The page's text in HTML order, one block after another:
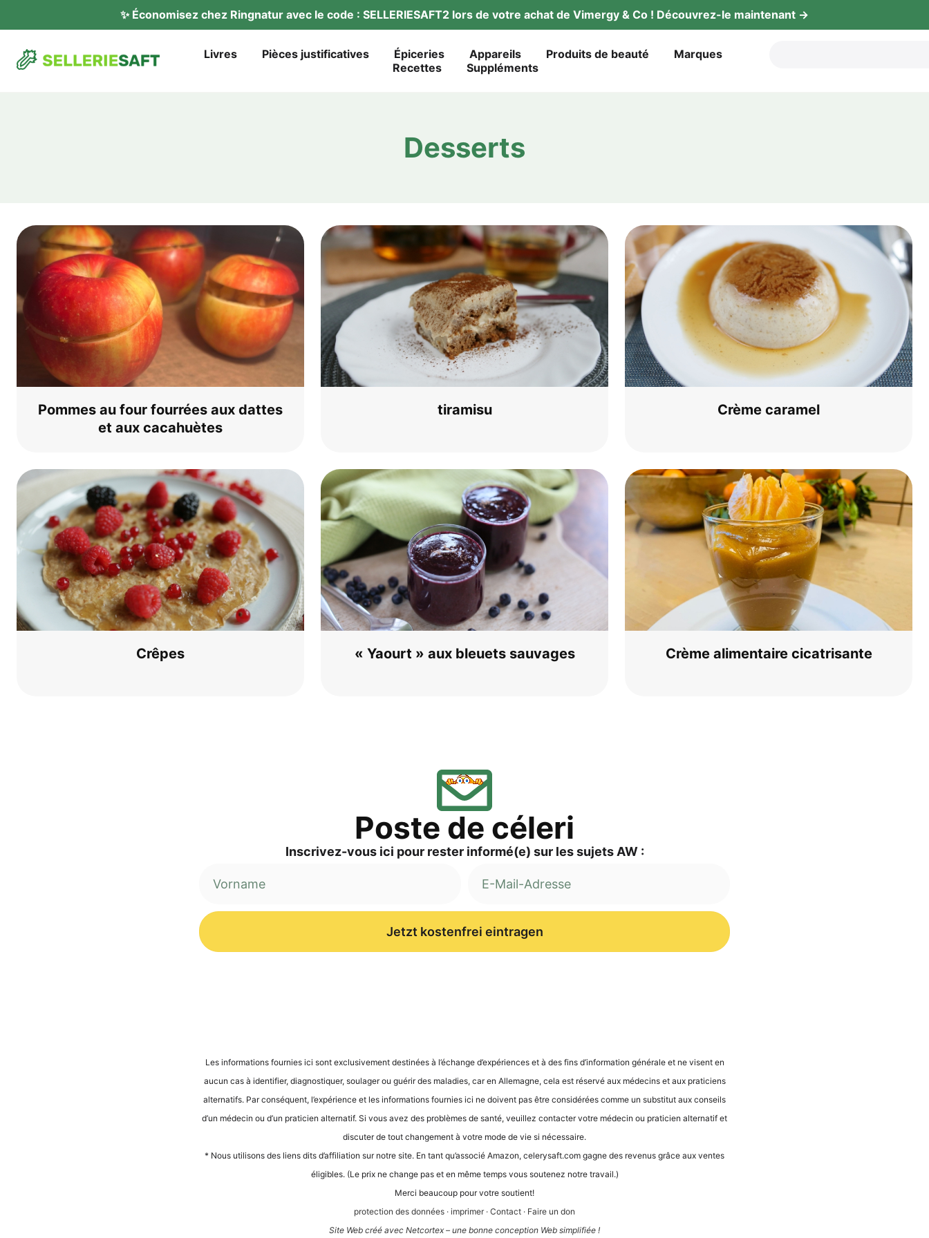
✨ Éco­no­mi­sez chez Ring­na­tur avec le code : SELLERIESAFT2 lors de vot­re achat de Vimer­gy & Co ! Décou­vrez-le maintenant →
Liv­res Piè­ces justificatives Épi­ce­ries Appareils Pro­duits de beauté
Mar­ques
Recet­tes
Sup­p­lé­ments
Des­serts
Pom­mes au four four­rées aux dat­tes
et aux cacahuètes
tira­mi­su Crè­me caramel
Crê­pes « Yaourt » aux bleu­ets sauvages Crè­me ali­men­tai­re cicatrisante
Pos­te de céleri
Inscri­vez-vous ici pour res­ter informé(e) sur les sujets AW :
Jetzt kostenfrei eintragen
Les infor­ma­ti­ons four­nies ici sont exclu­si­ve­ment desti­nées à l’é­ch­an­ge d’expé­ri­en­ces et à des fins d’in­for­ma­ti­on géné­ra­le et ne visent en
aucun cas à iden­ti­fier, dia­gnos­ti­quer, sou­la­ger ou guérir des mala­dies, car en Alle­ma­gne, cela est réser­vé aux méde­cins et aux pra­ti­ci­ens
alter­na­tifs. Par con­sé­quent, l’expérience et les infor­ma­ti­ons four­nies ici ne doi­vent pas être con­sidé­rées com­me un sub­sti­tut aux con­seils
d’un méde­cin ou d’un pra­ti­ci­en alter­na­tif. Si vous avez des pro­blè­mes de san­té, veuil­lez cont­ac­ter vot­re méde­cin ou pra­ti­ci­en alter­na­tif et
dis­cu­ter de tout chan­ge­ment à vot­re mode de vie si nécessaire.
* Nous uti­li­sons des liens dits d’af­fi­lia­ti­on sur not­re site. En tant qu’as­so­cié Ama­zon, cele​ry​saft​.com gagne des reve­nus grâce aux ven­tes
éli­gi­bles. (Le prix ne chan­ge pas et en même temps vous sou­te­n­ez not­re travail.)
Mer­ci beau­coup pour vot­re soutient!
pro­tec­tion des don­nées · impri­mer· Cont­act · Fai­re un don
Site Web créé avec Net­cortex – une bon­ne con­cep­ti­on Web simplifiée !